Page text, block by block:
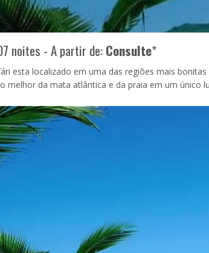
noites - A partir de:Consulte*
esta localizado em uma das regiões mais
melhor da mata atlântica e da praia em um único